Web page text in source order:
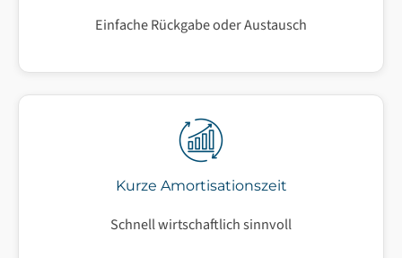
Einfache Rückgabe oder Austausch
Kurze Amortisationszeit
Schnell wirtschaftlich sinnvoll